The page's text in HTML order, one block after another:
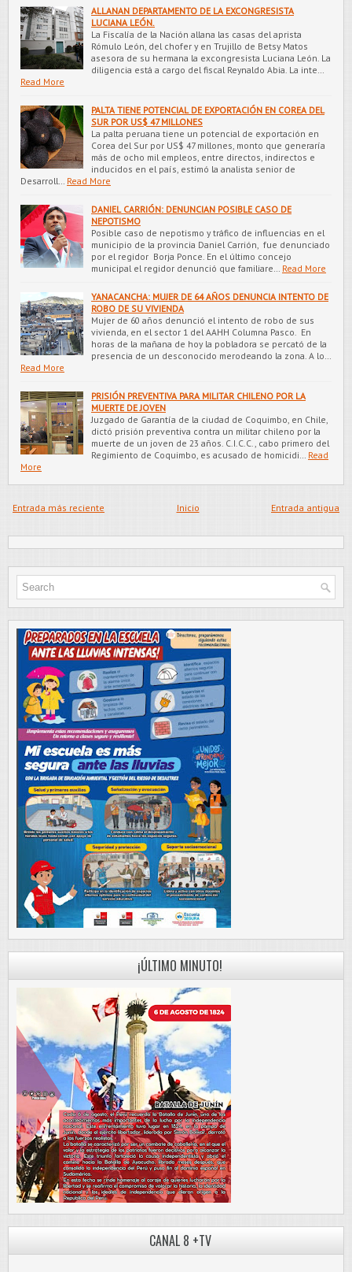
ALLANAN DEPARTAMENTO DE LA EXCONGRESISTA
LUCIANA LEÓN.
La Fiscalía de la Nación allana las casas del aprista
Rómulo León, del chofer y en Trujillo de Betsy Matos
asesora de su hermana la excongresista Luciana León. La
diligencia está a cargo del fiscal Reynaldo Abia. La inte…
Read More
PALTA TIENE POTENCIAL DE EXPORTACIÓN EN COREA DEL
SUR POR US$ 47 MILLONES
La palta peruana tiene un potencial de exportación en
Corea del Sur por US$ 47 millones, monto que generaría
más de ocho mil empleos, entre directos, indirectos e
inducidos en el país, estimó la analista senior de
Desarroll…
Read More
DANIEL CARRIÓN: DENUNCIAN POSIBLE CASO DE
NEPOTISMO
Posible caso de nepotismo y tráfico de influencias en el
municipio de la provincia Daniel Carrión, fue denunciado
por el regidor Borja Ponce. En el último concejo
municipal el regidor denunció que familiare…
Read More
YANACANCHA: MUJER DE 64 AÑOS DENUNCIA INTENTO DE
ROBO DE SU VIVIENDA
Mujer de 60 años denunció el intento de robo de sus
vivienda, en el sector 1 del AAHH Columna Pasco. En
horas de la mañana de hoy la pobladora se percató de la
presencia de un desconocido merodeando la zona. A lo…
Read More
PRISIÓN PREVENTIVA PARA MILITAR CHILENO POR LA
MUERTE DE JOVEN
Juzgado de Garantía de la ciudad de Coquimbo, en Chile,
dictó prisión preventiva contra un militar chileno por la
muerte de un joven de 23 años. C.I.C.C., cabo primero del
Regimiento de Coquimbo, es acusado de homicidi…
Read
More
Entrada más reciente Entrada antigua
Inicio
¡ÚLTIMO MINUTO!
CANAL 8 +TV